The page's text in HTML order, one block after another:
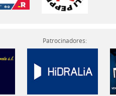
Patrocinadores: